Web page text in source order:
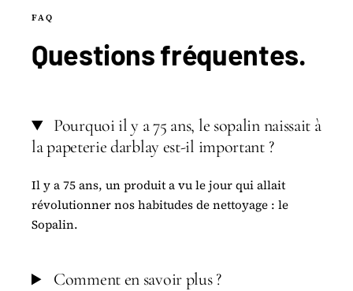
FAQ
Questionsfréquentes.
Pourquoi il y a 75 ans, le sopalin naissait à
la papeterie darblay est-il important ?
Il y a 75 ans, un produit a vu le jour qui allait
révolutionner nos habitudes de nettoyage : le
Sopalin.
Comment en savoir plus ?